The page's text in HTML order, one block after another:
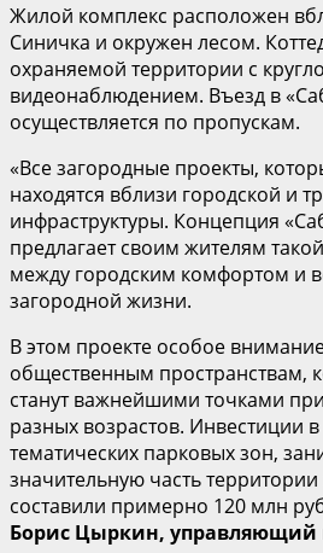
Жилой комплекс расположен
Синичка и окружен лесом.
охраняемой территории с
видеонаблюдением. Въезд в
осуществляется по пропускам.
«Все загородные проекты,
находятся вблизи городской и
инфраструктуры. Концепция
предлагает своим жителям
между городским комфортом и
загородной жизни.
В этом проекте особое
общественным пространствам,
станут важнейшими точками
разных возрастов. Инвестиции в
тематических парковых зон,
значительную часть
составили примерно 120 млн
Борис Цыркин, управляющий